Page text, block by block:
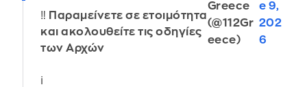
‼️ Παραμείνετε σε ετοιμότητα
και ακολουθείτε τις οδηγίες
των Αρχών
ℹ️
Greece
(@112Gr
eece)
e 9,
202
6